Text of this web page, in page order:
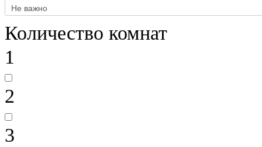
Количество комнат
1
2
3